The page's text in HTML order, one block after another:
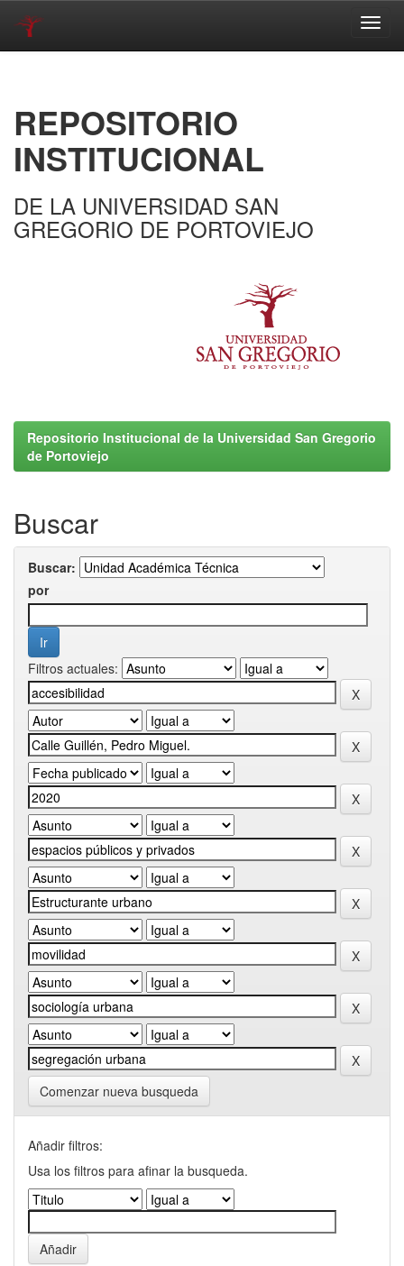
REPOSITORIO
INSTITUCIONAL
DE LA UNIVERSIDAD SAN
GREGORIO DE PORTOVIEJO
Repositorio Institucional de la Universidad San Gregorio
de Portoviejo
Buscar
Buscar:
por
Filtros actuales:
Comenzar nueva busqueda
Añadir filtros:
Usa los filtros para afinar la busqueda.